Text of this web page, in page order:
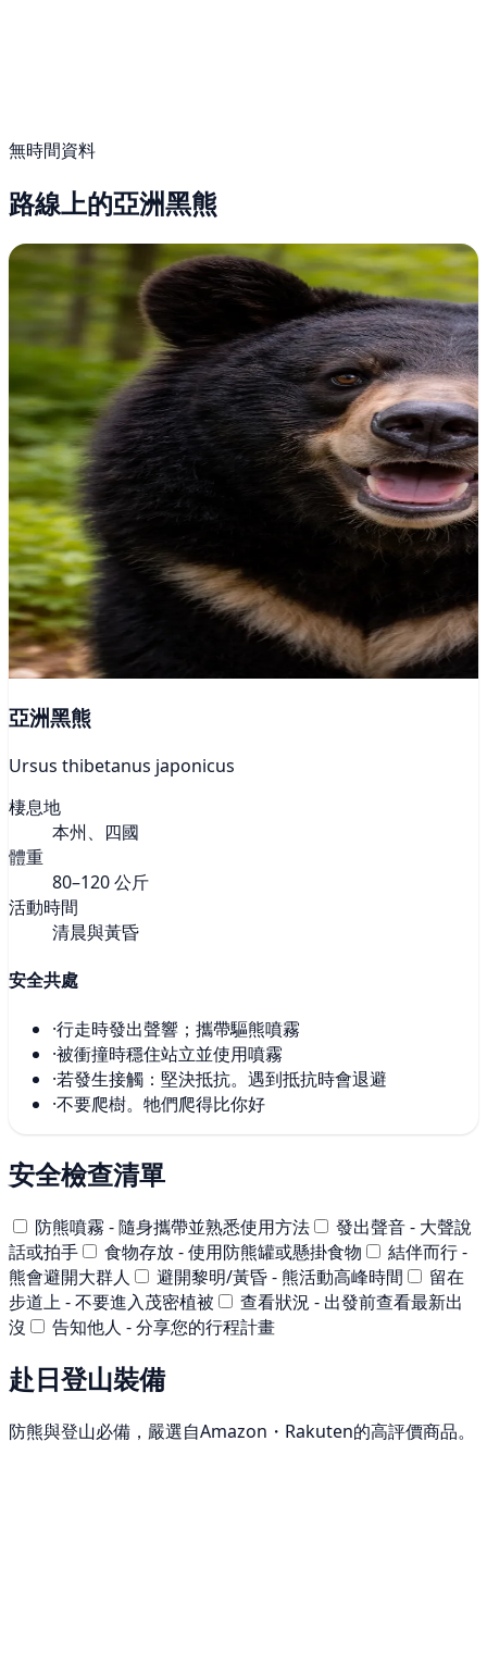
無時間資料
路線上的亞洲黑熊
亞洲黑熊
Ursus thibetanus japonicus
棲息地
本州、四國
體重
80–120 公斤
活動時間
清晨與黃昏
安全共處
·行走時發出聲響；攜帶驅熊噴霧
·被衝撞時穩住站立並使用噴霧
·若發生接觸：堅決抵抗。遇到抵抗時會退避
·不要爬樹。牠們爬得比你好
安全檢查清單
防熊噴霧 - 隨身攜帶並熟悉使用方法
發出聲音 - 大聲說
話或拍手
食物存放 - 使用防熊罐或懸掛食物
結伴而行 -
熊會避開大群人
避開黎明/黃昏 - 熊活動高峰時間
留在
步道上 - 不要進入茂密植被
查看狀況 - 出發前查看最新出
沒
告知他人 - 分享您的行程計畫
赴日登山裝備
防熊與登山必備，嚴選自Amazon・Rakuten的高評價商品。